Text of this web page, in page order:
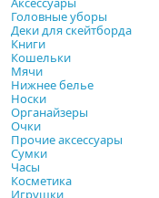
Головные уборы
Деки для скейтборда
Книги
Кошельки
Мячи
Нижнее белье
Носки
Органайзеры
Очки
Прочие аксессуары
Сумки
Часы
Косметика
Игрушки